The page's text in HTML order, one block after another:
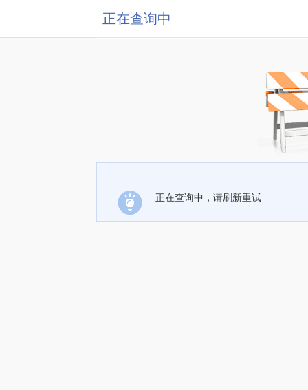
正在查询中
正在查询中，请刷新重试